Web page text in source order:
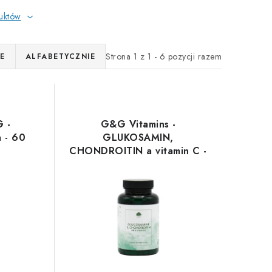
Strona 1 z 1 - 6 pozycji razem
ALFABETYCZNIE
-
- 60
G&G Vitamins -
GLUKOSAMIN,
CHONDROITIN a vitamin C -